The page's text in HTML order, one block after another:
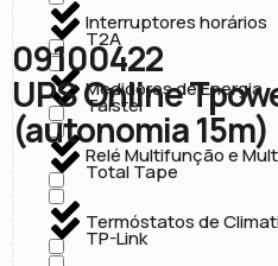
Interruptores horários
Medidores de Energia
Relé Multifunção e
Termóstatos de
T2A
Taistel
Total Tape
TP-Link
09100422
UPS Online
(autonomia 15m)